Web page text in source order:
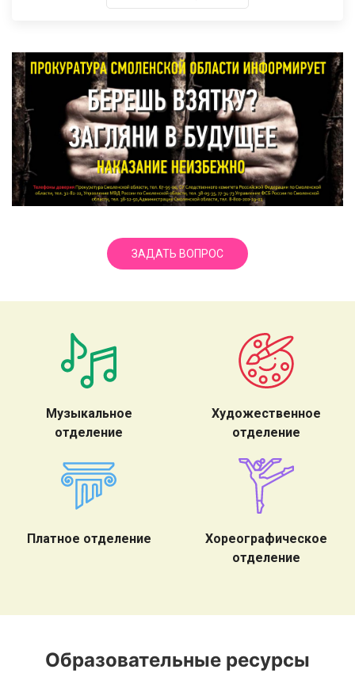
ЗАДАТЬ ВОПРОС
Музыкальное
отделение
Художественное
отделение
Платное отделение
Хореографическое
отделение
Образовательные ресурсы